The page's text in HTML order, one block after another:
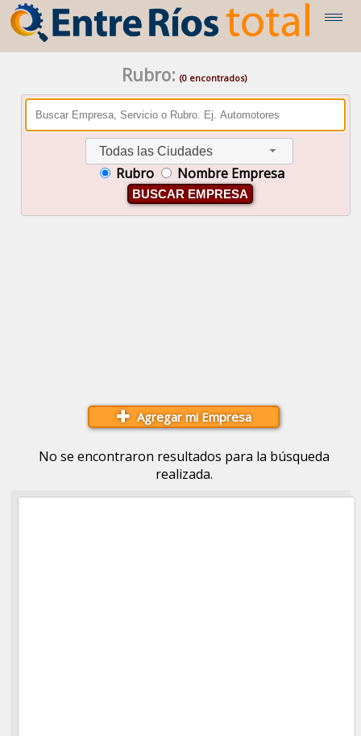
Rubro: (0 encontrados)
Todas las Ciudades
Rubro Nombre Empresa
BUSCAR EMPRESA
Agregar mi Empresa
No se encontraron resultados para la búsqueda
realizada.